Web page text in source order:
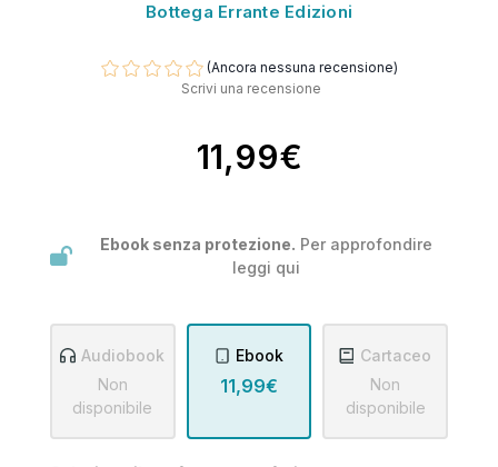
Bottega Errante Edizioni
(Ancora nessuna recensione)
Scrivi una recensione
11,99€
Ebook senza protezione. Per approfondire
leggi qui
Audiobook
Non
disponibile
Ebook
11,99€
Cartaceo
Non
disponibile